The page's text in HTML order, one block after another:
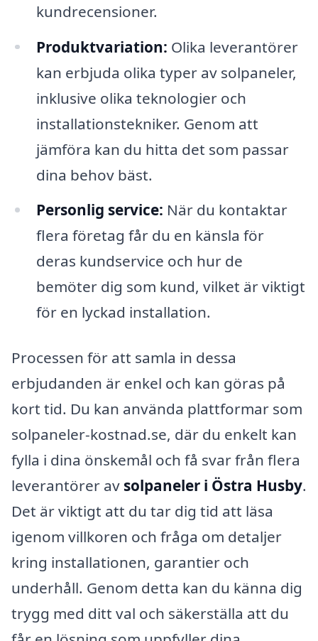
kundrecensioner.
Produktvariation: Olika leverantörer
kan erbjuda olika typer av solpaneler,
inklusive olika teknologier och
installationstekniker. Genom att
jämföra kan du hitta det som passar
dina behov bäst.
Personlig service: När du kontaktar
flera företag får du en känsla för
deras kundservice och hur de
bemöter dig som kund, vilket är viktigt
för en lyckad installation.
Processen för att samla in dessa
erbjudanden är enkel och kan göras på
kort tid. Du kan använda plattformar som
solpaneler-kostnad.se, där du enkelt kan
fylla i dina önskemål och få svar från flera
leverantörer av solpaneler i Östra Husby.
Det är viktigt att du tar dig tid att läsa
igenom villkoren och fråga om detaljer
kring installationen, garantier och
underhåll. Genom detta kan du känna dig
trygg med ditt val och säkerställa att du